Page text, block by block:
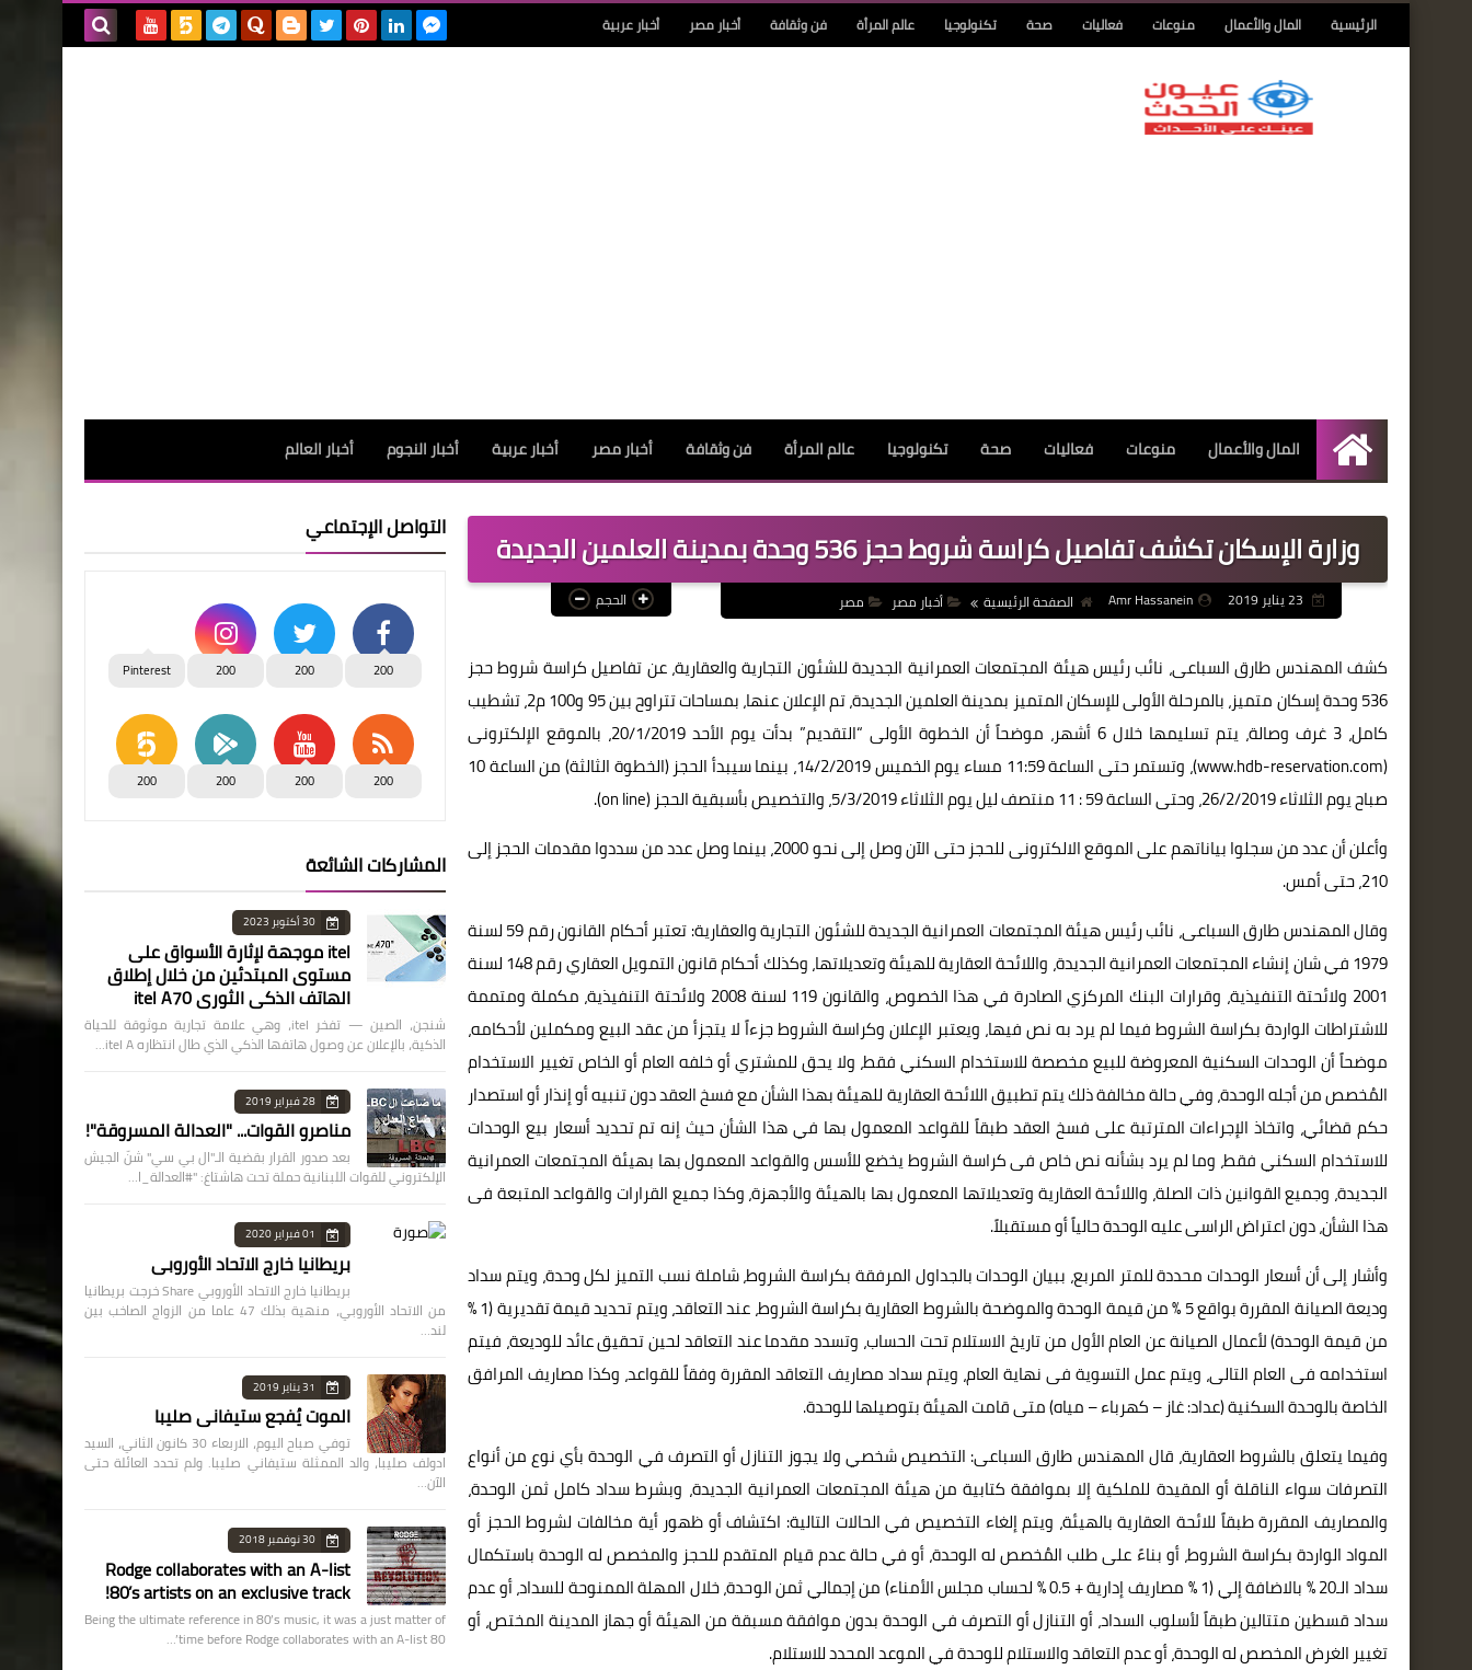
الرئيسية المال والأعمال منوعات فعاليات صحة تكنولوجيا عالم المرأة فن وثقافة أخبار مصر أخبار عربية
الرئيسية
المال والأعمال منوعات فعاليات صحة تكنولوجيا عالم المرأة فن وثقافة أخبار مصر أخبار عربية أخبار النجوم أخبار العالم
وزارة الإسكان تكشف تفاصيل كراسة شروط حجز 536 وحدة بمدينة العلمين الجديدة
Amr Hassanein الصفحة الرئيسية أخبار مصر مصر الحجم
كشف المهندس طارق السباعى، نائب رئيس هيئة المجتمعات العمرانية الجديدة للشئون التجارية والعقارية، عن تفاصيل كراسة شروط حجز
536 وحدة إسكان متميز، بالمرحلة الأولى للإسكان المتميز بمدينة العلمين الجديدة، تم الإعلان عنها، بمساحات تتراوح بين 95 و100 م2، تشطيب
كامل، 3 غرف وصالة، يتم تسليمها خلال 6 أشهر، موضحاً أن الخطوة الأولى “التقديم” بدأت يوم الأحد 20/1/2019، بالموقع الإلكترونى
(www.hdb-reservation.com)، وتستمر حتى الساعة 11:59 مساء يوم الخميس 14/2/2019، بينما سيبدأ الحجز (الخطوة الثالثة) من الساعة 10
صباح يوم الثلاثاء 26/2/2019، وحتى الساعة 59 : 11 منتصف ليل يوم الثلاثاء 5/3/2019، والتخصيص بأسبقية الحجز (on line).
وأعلن أن عدد من سجلوا بياناتهم على الموقع الالكترونى للحجز حتى الآن وصل إلى نحو 2000، بينما وصل عدد من سددوا مقدمات الحجز إلى
210، حتى أمس.
وقال المهندس طارق السباعى، نائب رئيس هيئة المجتمعات العمرانية الجديدة للشئون التجارية والعقارية: تعتبر أحكام القانون رقم 59 لسنة
1979 في شان إنشاء المجتمعات العمرانية الجديدة، واللائحة العقارية للهيئة وتعديلاتها، وكذلك أحكام قانون التمويل العقاري رقم 148 لسنة
2001 ولائحتة التنفيذية، وقرارات البنك المركزي الصادرة في هذا الخصوص، والقانون 119 لسنة 2008 ولائحتة التنفيذية، مكملة ومتممة
للاشتراطات الواردة بكراسة الشروط فيما لم يرد به نص فيها، ويعتبر الإعلان وكراسة الشروط جزءاً لا يتجزأ من عقد البيع ومكملين لأحكامه،
موضحاً أن الوحدات السكنية المعروضة للبيع مخصصة للاستخدام السكني فقط، ولا يحق للمشتري أو خلفه العام أو الخاص تغيير الاستخدام
المُخصص من أجله الوحدة، وفي حالة مخالفة ذلك يتم تطبيق اللائحة العقارية للهيئة بهذا الشأن مع فسخ العقد دون تنبيه أو إنذار أو استصدار
حكم قضائي، واتخاذ الإجراءات المترتبة على فسخ العقد طبقاً للقواعد المعمول بها في هذا الشأن حيث إنه تم تحديد أسعار بيع الوحدات
للاستخدام السكني فقط، وما لم يرد بشأنه نص خاص فى كراسة الشروط يخضع للأسس والقواعد المعمول بها بهيئة المجتمعات العمرانية
الجديدة، وجميع القوانين ذات الصلة، واللائحة العقارية وتعديلاتها المعمول بها بالهيئة والأجهزة، وكذا جميع القرارات والقواعد المتبعة فى
هذا الشأن، دون اعتراض الراسى عليه الوحدة حالياً أو مستقبلاً.
وأشار إلى أن أسعار الوحدات محددة للمتر المربع، ببيان الوحدات بالجداول المرفقة بكراسة الشروط، شاملة نسب التميز لكل وحدة، ويتم سداد
وديعة الصيانة المقررة بواقع 5 % من قيمة الوحدة والموضحة بالشروط العقارية بكراسة الشروط، عند التعاقد، ويتم تحديد قيمة تقديرية (1 %
من قيمة الوحدة) لأعمال الصيانة عن العام الأول من تاريخ الاستلام تحت الحساب، وتسدد مقدما عند التعاقد لحين تحقيق عائد للوديعة، فيتم
استخدامه فى العام التالى، ويتم عمل التسوية فى نهاية العام، ويتم سداد مصاريف التعاقد المقررة وفقاً للقواعد، وكذا مصاريف المرافق
الخاصة بالوحدة السكنية (عداد: غاز – كهرباء – مياه) متى قامت الهيئة بتوصيلها للوحدة.
وفيما يتعلق بالشروط العقارية، قال المهندس طارق السباعى: التخصيص شخصي ولا يجوز التنازل أو التصرف في الوحدة بأي نوع من أنواع
التصرفات سواء الناقلة أو المقيدة للملكية إلا بموافقة كتابية من هيئة المجتمعات العمرانية الجديدة، وبشرط سداد كامل ثمن الوحدة،
والمصاريف المقررة طبقاً للائحة العقارية بالهيئة، ويتم إلغاء التخصيص في الحالات التالية: اكتشاف أو ظهور أية مخالفات لشروط الحجز أو
المواد الواردة بكراسة الشروط، أو بناءً على طلب المُخصص له الوحدة، أو في حالة عدم قيام المتقدم للحجز والمخصص له الوحدة باستكمال
سداد الـ20 % بالاضافة إلي (1 % مصاريف إدارية + 0.5 % لحساب مجلس الأمناء) من إجمالي ثمن الوحدة، خلال المهلة الممنوحة للسداد، أو عدم
سداد قسطين متتالين طبقاً لأسلوب السداد، أو التنازل أو التصرف في الوحدة بدون موافقة مسبقة من الهيئة أو جهاز المدينة المختص، أو
تغيير الغرض المخصص له الوحدة، أو عدم التعاقد والاستلام للوحدة في الموعد المحدد للاستلام.
التواصل الإجتماعي
200
200
200
Pinterest
200
200
200
200
المشاركات الشائعة
30 أكتوبر 2023
itel موجهة لإثارة الأسواق على
مستوى المبتدئين من خلال إطلاق
الهاتف الذكي الثوري itel A70
شنجن، الصين — تفخر itel، وهي علامة تجارية موثوقة للحياة
الذكية، بالإعلان عن وصول هاتفها الذكي الذي طال انتظاره itel A…
28 فبراير 2019
مناصرو القوات... "العدالة المسروقة"!
بعد صدور القرار بقضية الـ"ال بي سي" شنّ الجيش
الإلكتروني للقوات اللبنانية حملة تحت هاشتاغ: "#العدالة_ا…
01 فبراير 2020
بريطانيا خارج الاتحاد الأوروبي
بريطانيا خارج الاتحاد الأوروبي Share خرجت بريطانيا
من الاتحاد الأوروبي، منهية بذلك 47 عاما من الزواج الصاخب بين
لند…
31 يناير 2019
الموت يُفجع ستيفاني صليبا
توفي صباح اليوم، الاربعاء 30 كانون الثاني، السيد
ادولف صليبا، والد الممثلة ستيفاني صليبا. ولم تحدد العائلة حتى
الآن…
30 نوفمبر 2018
Rodge collaborates with an A-list
80’s artists on an exclusive track!
Being the ultimate reference in 80’s music, it was a just matter of
time before Rodge collaborates with an A-list 80’…